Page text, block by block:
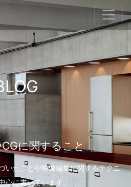
に関すること
いたことや映像編集に関するテクニ
心に書いています。